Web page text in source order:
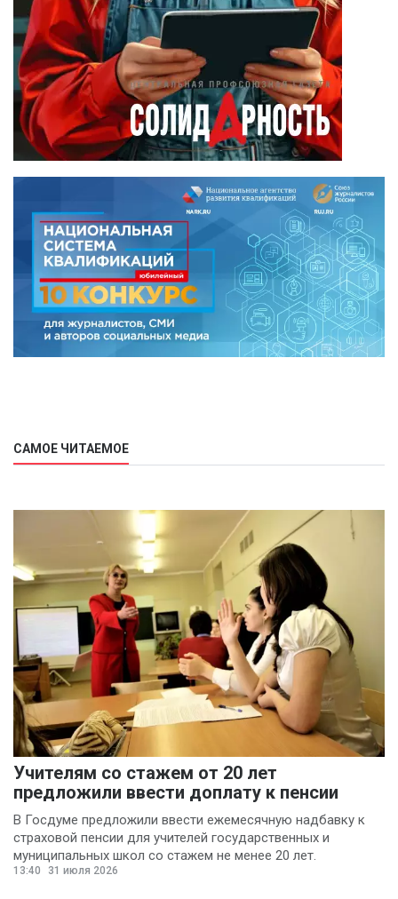
САМОЕ ЧИТАЕМОЕ
Учителям со стажем от 20 лет
предложили ввести доплату к пенсии
В Госдуме предложили ввести ежемесячную надбавку к
страховой пенсии для учителей государственных и
муниципальных школ со стажем не менее 20 лет.
13:40 31 июля 2026